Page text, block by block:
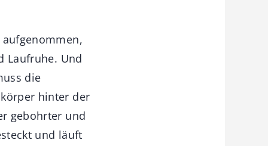
Laufruhe. Und
die
hinter der
gebohrter und
und läuft